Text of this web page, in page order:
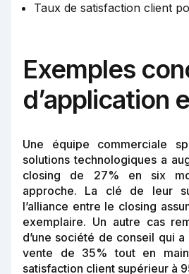
Taux de satisfaction client
Exemples
d’application
Une équipe commerciale
solutions technologiques a
closing de 27% en six
approche. La clé de leur
l’alliance entre le closing
exemplaire. Un autre cas
d’une société de conseil qui
vente de 35% tout en
satisfaction client supérieur à